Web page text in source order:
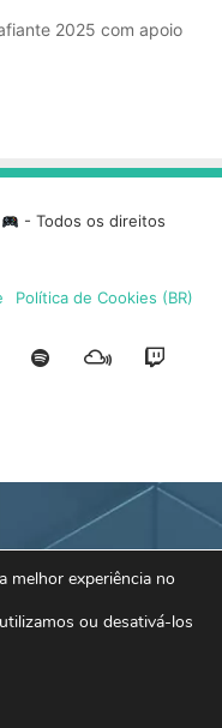
2025 com apoio
- Todos os direitos
Política de Cookies (BR)
SpotifyMixcloud
Sky
melhor experiência no
ou desativá-los